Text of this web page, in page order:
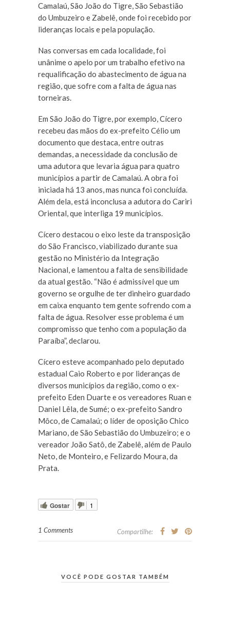
Camalaú, São João do Tigre, São Sebastião
do Umbuzeiro e Zabelê, onde foi recebido por
lideranças locais e pela população.
Nas conversas em cada localidade, foi
unânime o apelo por um trabalho efetivo na
requalificação do abastecimento de água na
região, que sofre com a falta de água nas
torneiras.
Em São João do Tigre, por exemplo, Cícero
recebeu das mãos do ex-prefeito Célio um
documento que destaca, entre outras
demandas, a necessidade da conclusão de
uma adutora que levaria água para quatro
municípios a partir de Camalaú. A obra foi
iniciada há 13 anos, mas nunca foi concluída.
Além dela, está inconclusa a adutora do Cariri
Oriental, que interliga 19 municípios.
Cícero destacou o eixo leste da transposição
do São Francisco, viabilizado durante sua
gestão no Ministério da Integração
Nacional, e lamentou a falta de sensibilidade
da atual gestão. “Não é admissível que um
governo se orgulhe de ter dinheiro guardado
em caixa enquanto tem gente sofrendo com a
falta de água. Resolver esse problema é um
compromisso que tenho com a população da
Paraíba”, declarou.
Cícero esteve acompanhado pelo deputado
estadual Caio Roberto e por lideranças de
diversos municípios da região, como o ex-
prefeito Eden Duarte e os vereadores Ruan e
Daniel Lêla, de Sumé; o ex-prefeito Sandro
Môco, de Camalaú; o líder de oposição Chico
Mariano, de São Sebastião do Umbuzeiro; e o
vereador João Satô, de Zabelê, além de Paulo
Neto, de Monteiro, e Felizardo Moura, da
Prata.
Gostar 1
1 Comments Compartilhe:
VOCÊ PODE GOSTAR TAMBÉM